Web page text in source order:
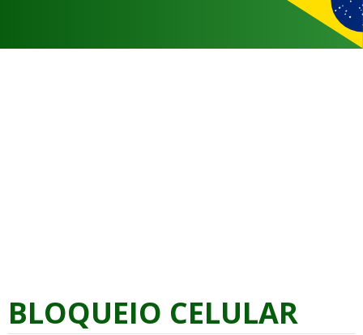
BLOQUEIO CELULAR